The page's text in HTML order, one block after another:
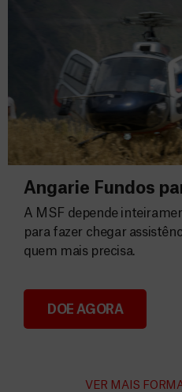
Angarie Fundos
Angarie Fundos
A MSF depende
para fazer chegar
quem mais precisa.
DOE AGORA
VER MAIS